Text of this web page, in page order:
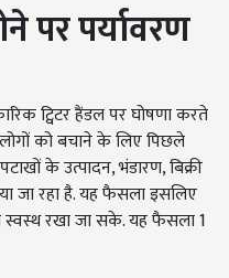
पर पर्यावरण
ट्विटर हैंडल पर घोषणा करते
को बचाने के लिए पिछले
के उत्पादन, भंडारण, बिक्री
जा रहा है. यह फैसला इसलिए
स्वस्थ रखा जा सके. यह फैसला 1